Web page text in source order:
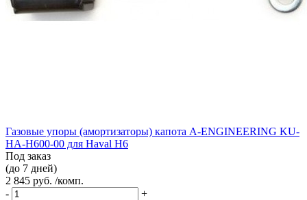
Газовые упоры (амортизаторы) капота A-ENGINEERING KU-
HA-H600-00 для Haval H6
Под заказ
(до 7 дней)
2 845 руб. /комп.
-
+